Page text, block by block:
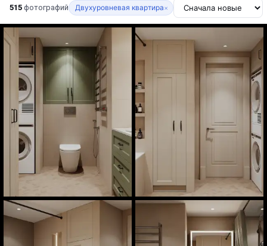
515 фотографий Двухуровневая квартира×